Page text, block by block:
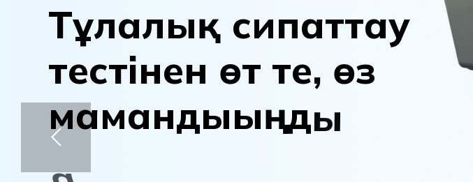
Тұлалық сипаттау
тестінен өт те, өз
мамандыыңды
ан